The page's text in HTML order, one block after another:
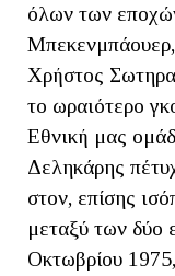
όλων των
Μπεκενμπάουερ,
Χρήστος
το ωραιότερο
Εθνική μας
Δεληκάρης
στον, επίσης
μεταξύ των δύο
Οκτωβρίου